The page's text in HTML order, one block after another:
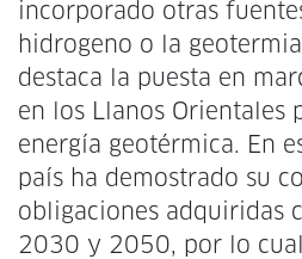
incorporado otras
hidrogeno o la
destaca la puesta en
en los Llanos Orientales
energía geotérmica. En
país ha demostrado su
obligaciones adquiridas
2030 y 2050, por lo